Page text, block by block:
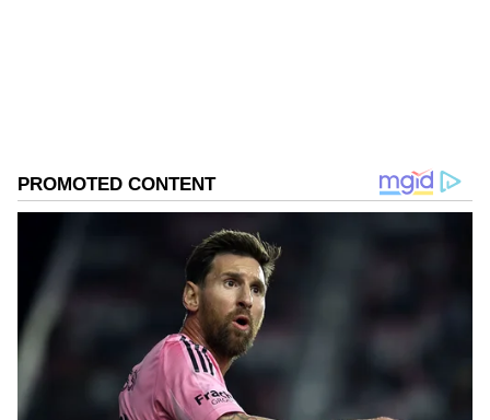
ಸಮಂತಾ ನೆಮ್ಮದಿಗೆ ಸಿಕ್ಕಿದೆಯಾ ಆ ಗಟ್ಟಿ ಭುಜ? ಹೊಸ
ಬದುಕಿಗೆ ಸಜ್ಜಾದ್ರಾ ನಾಗಚೈತನ್ಯ ಮಾಜಿ ಪತ್ನಿ?
ನಾಗಚೈತನ್ಯ ಜೊತೆ ನಾನು ಕಾಣಿಸ್ಕೊಳ್ಳಲ್ಲ ಕಣ್ರೀ.., ನೀವು
ಏನ್‌ ಬೇಕಿದ್ರೂ ನಿರೀಕ್ಷೆ ಇಟ್ಕೊಂಡಿರಿ..: Actress
Samantha